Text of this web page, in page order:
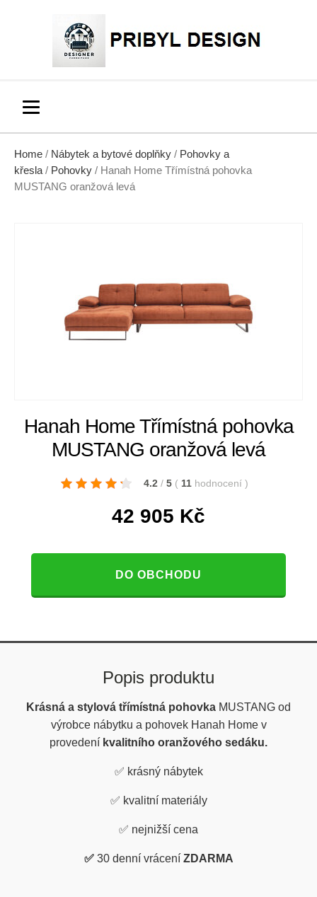
Home / Nábytek a bytové doplňky / Pohovky a
křesla / Pohovky / Hanah Home Třímístná pohovka
MUSTANG oranžová levá
Hanah Home Třímístná pohovka
MUSTANG oranžová levá
4.2 / 5 ( 11 hodnocení )
42 905 Kč
DO OBCHODU
Popis produktu
Krásná a stylová třímístná pohovka MUSTANG od
výrobce nábytku a pohovek Hanah Home v
provedení kvalitního oranžového sedáku.
✅ krásný nábytek
✅ kvalitní materiály
✅ nejnižší cena
✅ 30 denní vrácení ZDARMA